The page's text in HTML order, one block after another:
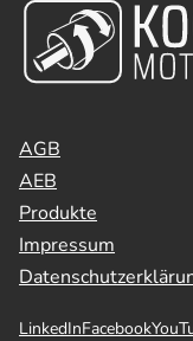
AGB
AEB
Produkte
Impressum
LinkedInFacebook